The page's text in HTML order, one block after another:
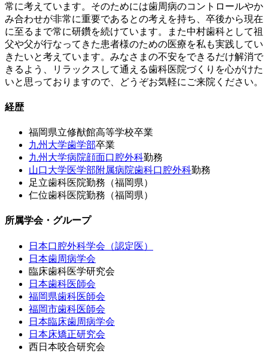
常に考えています。そのためには歯周病のコントロールやか
み合わせが非常に重要であるとの考えを持ち、卒後から現在
に至るまで常に研鑽を続けています。また中村歯科として祖
父や父が行なってきた患者様のための医療を私も実践してい
きたいと考えています。みなさまの不安をできるだけ解消で
きるよう、リラックスして通える歯科医院づくりを心がけた
いと思っておりますので、どうぞお気軽にご来院ください。
経歴
福岡県立修猷館高等学校卒業
九州大学歯学部卒業
九州大学病院顔面口腔外科勤務
山口大学医学部附属病院歯科口腔外科勤務
足立歯科医院勤務（福岡県）
仁位歯科医院勤務（福岡県）
所属学会・グループ
日本口腔外科学会（認定医）
日本歯周病学会
臨床歯科医学研究会
日本歯科医師会
福岡県歯科医師会
福岡市歯科医師会
日本臨床歯周病学会
日本床矯正研究会
西日本咬合研究会